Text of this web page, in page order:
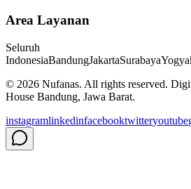
Area Layanan
Seluruh
IndonesiaBandungJakartaSurabaya
© 2026 Nufanas. All rights reserved.
House Bandung, Jawa Barat.
instagramlinkedinfacebooktwitteryoutube